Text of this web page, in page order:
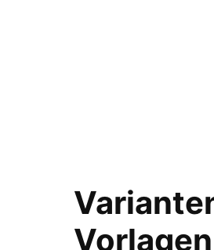
Vorlagen